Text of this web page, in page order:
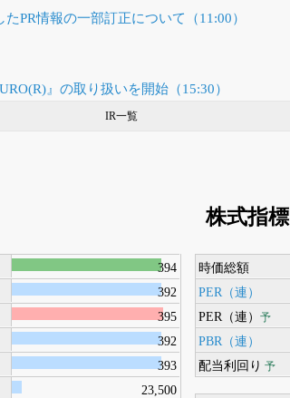
PR情報の一部訂正について（11:00）
』の取り扱いを開始（15:30）
IR一覧
394
392
395
392
393
23,500
株式指標
時価総額
PER（連）
PER（連）予
PBR（連）
配当利回り 予